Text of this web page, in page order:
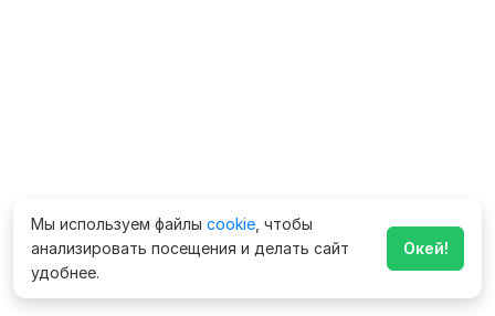
Мы используем файлы cookie , чтобы
анализировать посещения и делать сайт
удобнее.
Окей!